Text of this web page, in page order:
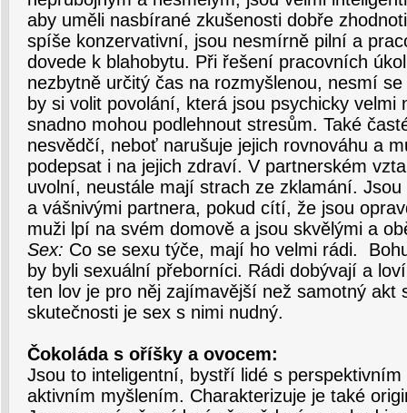
aby uměli nasbírané zkušenosti dobře
spíše konzervativní, jsou nesmírně pilní a
dovede k blahobytu. Při řešení pracovních
nezbytně určitý čas na rozmyšlenou, nesmí
by si volit povolání, která jsou psychicky velmi
snadno mohou podlehnout stresům. Také
nesvědčí, neboť narušuje jejich rovnováhu a
podepsat i na jejich zdraví. V partnerském
uvolní, neustále mají strach ze zklamání.
a vášnivými partnera, pokud cítí, že jsou
muži lpí na svém domově a jsou skvělými a
Sex: Co se sexu týče, mají ho velmi rádi.
by byli sexuální přeborníci. Rádi dobývají a
ten lov je pro něj zajímavější než samotný akt
skutečnosti je sex s nimi nudný.
Čokoláda s oříšky a ovocem:
Jsou to inteligentní, bystří lidé s
aktivním myšlením. Charakterizuje je také